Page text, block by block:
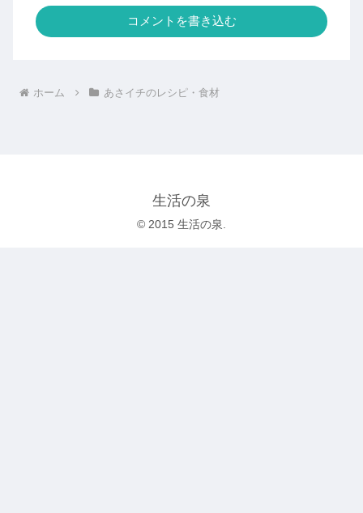
コメントを書き込む
ホーム あさイチのレシピ・食材
生活の泉
© 2015 生活の泉.